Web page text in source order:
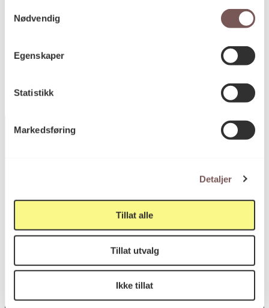
Nødvendig
Egenskaper
Statistikk
Markedsføring
Detaljer
Tillat alle
Tillat utvalg
Ikke tillat
St. Olavs plass